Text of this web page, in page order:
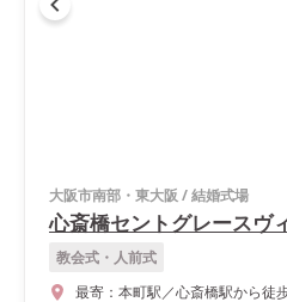
大阪市南部・東大阪 /結婚式場
心斎橋セントグレースヴ
教会式・人前式
最寄： 本町駅／心斎橋駅から徒